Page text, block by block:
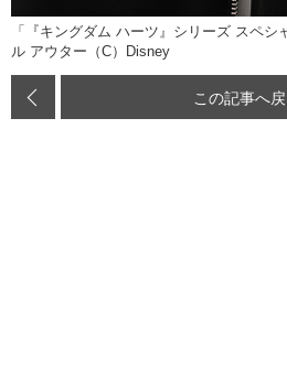
「『キングダム ハーツ』シリーズ スペ
ル アウター（C）Disney
この記事へ戻